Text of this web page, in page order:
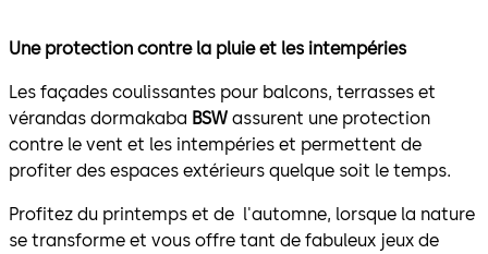
Une protection contre la pluie et les intempéries
Les façades coulissantes pour balcons, terrasses et
vérandas dormakaba BSW assurent une protection
contre le vent et les intempéries et permettent de
profiter des espaces extérieurs quelque soit le temps.
Profitez du printemps et de l'automne, lorsque la nature
se transforme et vous offre tant de fabuleux jeux de